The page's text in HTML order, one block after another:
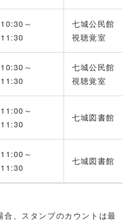
10:30～
11:30
七城公民館
視聴覚室
10:30～
11:30
七城公民館
視聴覚室
11:00～
11:30
七城図書館
11:00～
11:30
七城図書館
合、スタンプのカウントは最